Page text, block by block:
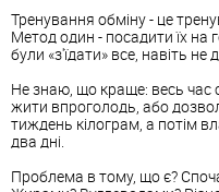
Тренування обміну - це
Метод один - посадити їх
були «з'їдати» все, навіть не
Не знаю, що краще: весь час
жити впроголодь, або
тиждень кілограм, а потім
два дні.
Проблема в тому, що є?